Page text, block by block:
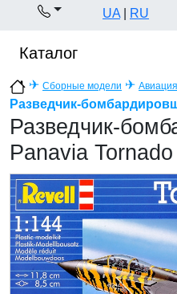
UA RU
Каталог
✈ Сборные модели ✈ Авиация
Разведчик-
Разведчик-
Panavia